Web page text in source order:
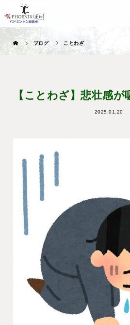
ブログ ことわざ
【ことわざ】悲壮感が
2025.01.20